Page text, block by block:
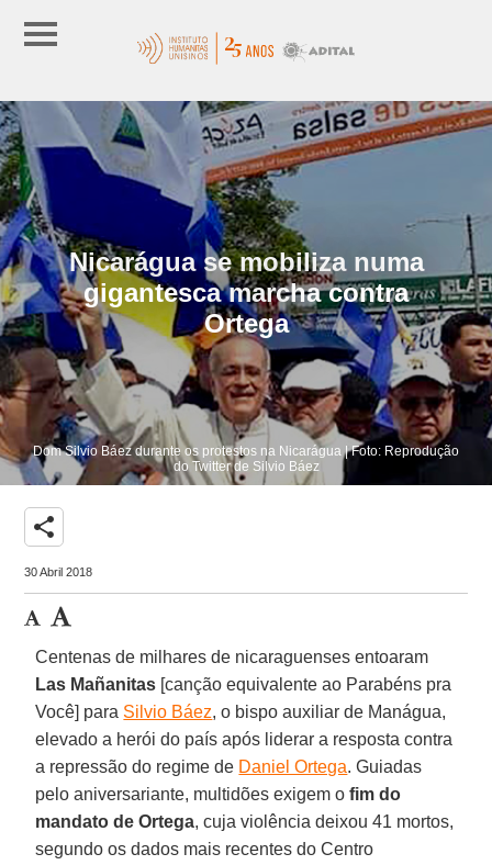
Nicarágua se mobiliza numa
gigantesca marcha contra
Ortega
Dom Silvio Báez durante os protestos na Nicarágua | Foto: Reprodução
do Twitter de Silvio Báez
share
30 Abril 2018
Centenas de milhares de nicaraguenses entoaram
Las Mañanitas [canção equivalente ao Parabéns pra
Você] para Silvio Báez, o bispo auxiliar de Manágua,
elevado a herói do país após liderar a resposta contra
a repressão do regime de Daniel Ortega. Guiadas
pelo aniversariante, multidões exigem ofim do
mandato de Ortega, cuja violência deixou 41 mortos,
segundo os dados mais recentes do Centro